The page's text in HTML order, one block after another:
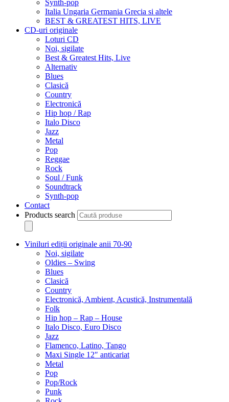
Synth-pop
Italia Ungaria Germania Grecia si altele
BEST & GREATEST HITS, LIVE
CD-uri originale
Loturi CD
Noi, sigilate
Best & Greatest Hits, Live
Alternativ
Blues
Clasică
Country
Electronică
Hip hop / Rap
Italo Disco
Jazz
Metal
Pop
Reggae
Rock
Soul / Funk
Soundtrack
Synth-pop
Contact
Products search
Viniluri ediții originale anii 70-90
Noi, sigilate
Oldies – Swing
Blues
Clasică
Country
Electronică, Ambient, Acustică, Instrumentală
Folk
Hip hop – Rap – House
Italo Disco, Euro Disco
Jazz
Flamenco, Latino, Tango
Maxi Single 12″ anticariat
Metal
Pop
Pop/Rock
Punk